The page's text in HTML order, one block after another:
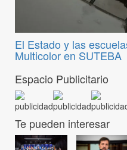
El Estado y las
Multicolor en SUTEBA
Espacio Publicitario
Te pueden interesar